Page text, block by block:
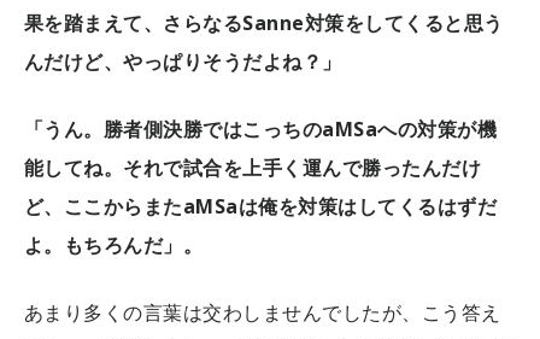
果を踏まえて、さらなるSanne対策をしてくると思う
んだけど、やっぱりそうだよね？」
「うん。勝者側決勝ではこっちのaMSaへの対策が機
能してね。それで試合を上手く運んで勝ったんだけ
ど、ここからまたaMSaは俺を対策はしてくるはずだ
よ。もちろんだ」。
あまり多くの言葉は交わしませんでしたが、こう答え